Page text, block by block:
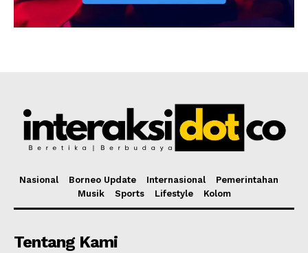
Nasional Borneo Update Internasional
Pemerintahan
Musik
Sports Lifestyle Kolom
Tentang Kami